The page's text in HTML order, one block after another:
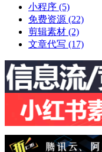
小程序 (5)
免费资源 (22)
剪辑素材 (2)
文章代写 (17)